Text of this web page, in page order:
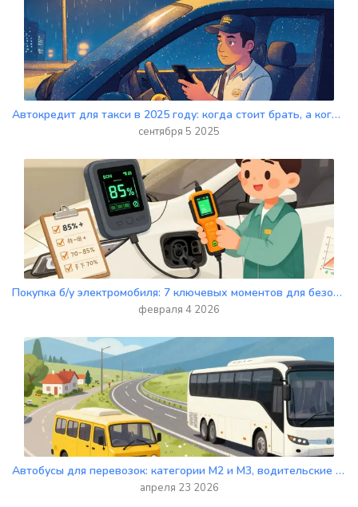
Автокредит для такси в 2025 году: когда стоит брать, а когда лучше арендовать
сентября 5 2025
Покупка б/у электромобиля: 7 ключевых моментов для безопасной покупки
февраля 4 2026
Автобусы для перевозок: категории M2 и M3, водительские права и лицензирование
апреля 23 2026